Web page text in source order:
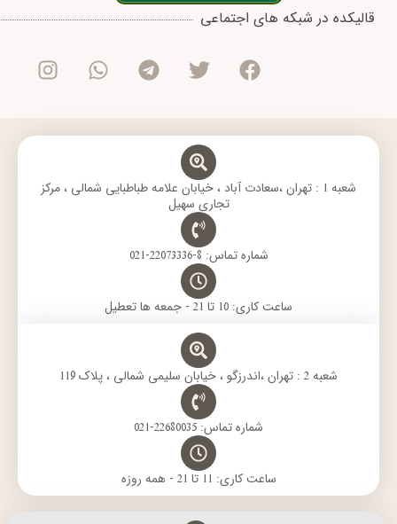
قالیکده در شبکه های اجتماعی
F
c
e
o
T
i
t
e
r
T
l
e
r
W
a
t
a
I
s
t
g
m
شعبه 1 : تهران ،سعادت آباد ، خیابان علامه طباطبایی شمالی ، مرکز
تجاری سهیل
شماره تماس: 8-22073336-021
ساعت کاری: 10 تا 21 - جمعه ها تعطیل
شعبه 2 : تهران ،اندرزگو ، خیابان سلیمی شمالی ، پلاک 119
شماره تماس: 22680035-021
ساعت کاری: 11 تا 21 - همه روزه